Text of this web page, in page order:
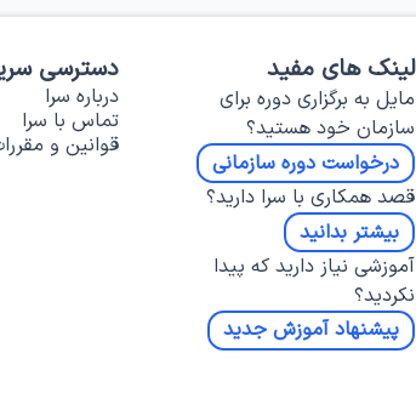
لینک های مفید
مایل به برگزاری دوره برای
سازمان خود هستید؟
درخواست دوره سازمانی
قصد همکاری با سرا دارید؟
بیشتر بدانید
آموزشی نیاز دارید که پیدا
نکردید؟
پیشنهاد آموزش جدید
دسترسی
درباره سرا
تماس با سرا
قوانین و